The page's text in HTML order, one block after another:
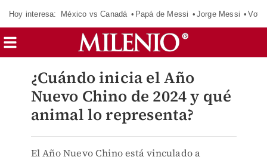
Hoy interesa: México vs Canadá Papá de Messi Jorge Messi
¿Cuándo inicia el Año
Nuevo Chino de 2024 y qué
animal lo representa?
El Año Nuevo Chino está vinculado a